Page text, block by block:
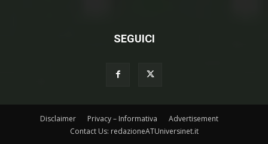
SEGUICI
Disclaimer Privacy – Informativa
Advertisement
Contact Us: redazioneATUniversinet.it